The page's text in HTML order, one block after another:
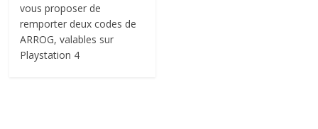
vous proposer de
remporter deux codes de
ARROG, valables sur
Playstation 4